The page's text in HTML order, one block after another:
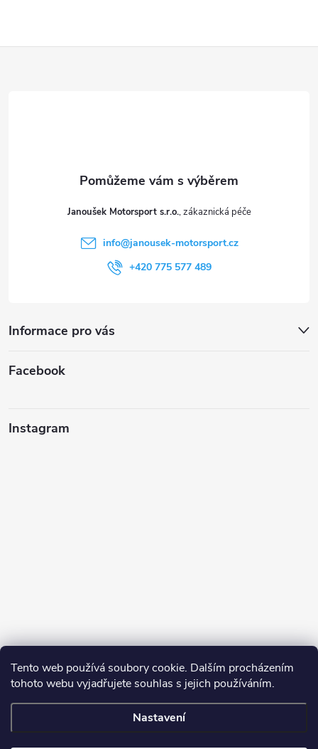
Tento web používá soubory cookie. Dalším procházením
tohoto webu vyjadřujete souhlas s jejich používáním.
Nastavení
Janoušek Motorsport s.r.o.
info@janousek-motorsport.cz
+420 775 577 489
Informace pro vás
Facebook
Instagram
Sledovat na Instagramu